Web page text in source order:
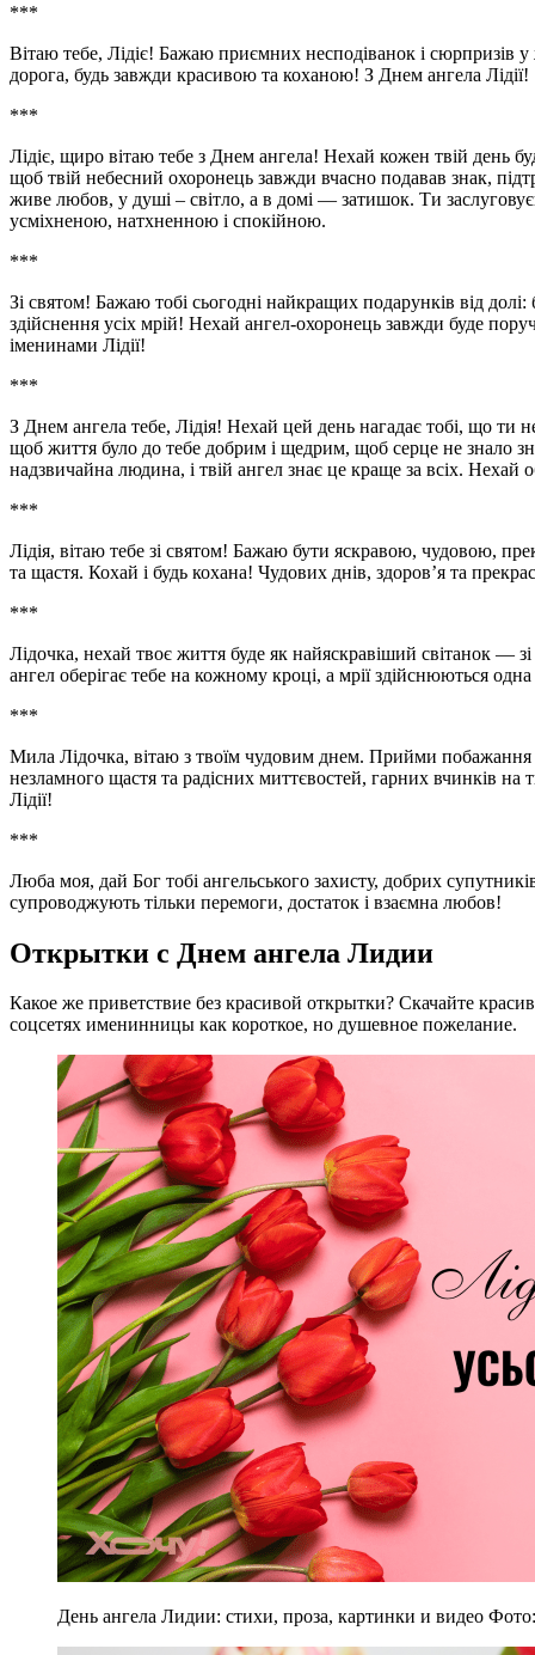
***
Вітаю тебе, Лідіє! Бажаю приємних несподіванок і сюрпризів
дорога, будь завжди красивою та коханою! З Днем ангела Лідії!
***
Лідіє, щиро вітаю тебе з Днем ангела! Нехай кожен твій день
щоб твій небесний охоронець завжди вчасно подавав знак,
живе любов, у душі – світло, а в домі — затишок. Ти
усміхненою, натхненною і спокійною.
***
Зі святом! Бажаю тобі сьогодні найкращих подарунків від
здійснення усіх мрій! Нехай ангел-охоронець завжди буде
іменинами Лідії!
***
З Днем ангела тебе, Лідія! Нехай цей день нагадає тобі, що
щоб життя було до тебе добрим і щедрим, щоб серце не знало
надзвичайна людина, і твій ангел знає це краще за всіх. Нехай
***
Лідія, вітаю тебе зі святом! Бажаю бути яскравою, чудовою,
та щастя. Кохай і будь кохана! Чудових днів, здоров’я та
***
Лідочка, нехай твоє життя буде як найяскравіший світанок —
ангел оберігає тебе на кожному кроці, а мрії здійснюються
***
Мила Лідочка, вітаю з твоїм чудовим днем. Прийми побажання
незламного щастя та радісних миттєвостей, гарних вчинків
Лідії!
***
Люба моя, дай Бог тобі ангельського захисту, добрих
супроводжують тільки перемоги, достаток і взаємна любов!
Открытки с Днем ангела Лидии
Какое же приветствие без красивой открытки? Скачайте
соцсетях именинницы как короткое, но душевное пожелание.
День ангела Лидии: стихи, проза, картинки и видео